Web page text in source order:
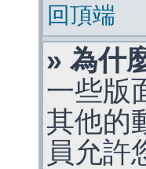
回頂端
» 為什
一些版
其他的
員允許